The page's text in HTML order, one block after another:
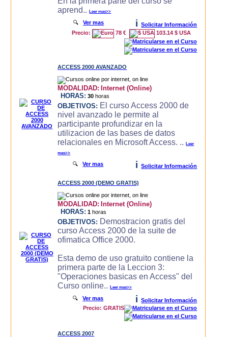
aprend..Leer mas>>
🔍Ver mas i
Solicitar Información
Precio:
78 € 103.14 $ USA
ACCESS 2000 AVANZADO
MODALIDAD: Internet (Online)
HORAS: 30 horas
OBJETIVOS: El curso Access 2000 de
nivel avanzado le permite al
participante profundizar en la
utilizacion de las bases de datos
relacionales en Microsoft Access. ..Leer
mas>>
🔍Ver mas i Solicitar Información
ACCESS 2000 (DEMO GRATIS)
MODALIDAD: Internet (Online)
HORAS: 1 horas
OBJETIVOS: Demostracion gratis del
curso Access 2000 de la suite de
ofimatica Office 2000.
Esta demo de uso gratuito contiene la
primera parte de la Leccion 3:
"Operaciones basicas en Access" del
Curso online..Leer mas>>
🔍Ver mas i
Solicitar Información
Precio: GRATIS
ACCESS 2007